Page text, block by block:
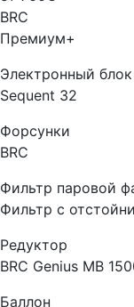
BRC
Премиум+
Электронный блок
Sequent 32
Форсунки
BRC
Фильтр паровой
Фильтр с
Редуктор
BRC Genius MB
Баллон